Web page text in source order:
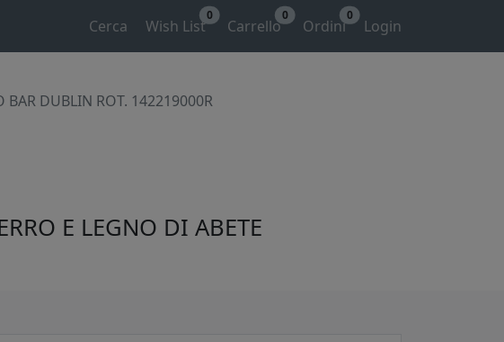
Cerca Wish List
0
Carrello
0
Ordini
0
Login
BAR DUBLIN ROT. 142219000R
E LEGNO DI ABETE